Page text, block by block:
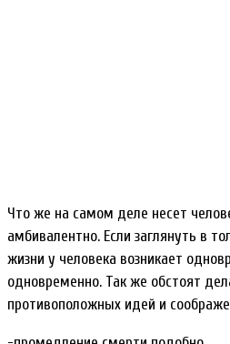
Что же на самом деле несет
амбивалентно. Если заглянуть в
жизни у человека возникает
одновременно. Так же обстоят
противоположных идей и